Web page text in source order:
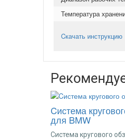
Температура
Cкачать инструкцию
Cистема
для BMW
Cистема кругового